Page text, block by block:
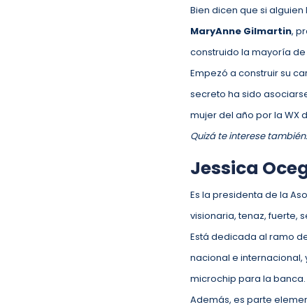
Bien dicen que si
MaryAnne Gilmartin,
construido la mayoría
Empezó a construir su
secreto ha sido
mujer del año por la WX
Quizá te interese
Jessica
Es la presidenta de la
visionaria, tenaz, fuerte,
Está dedicada al ramo
nacional e
microchip para la banca.
Además, es parte